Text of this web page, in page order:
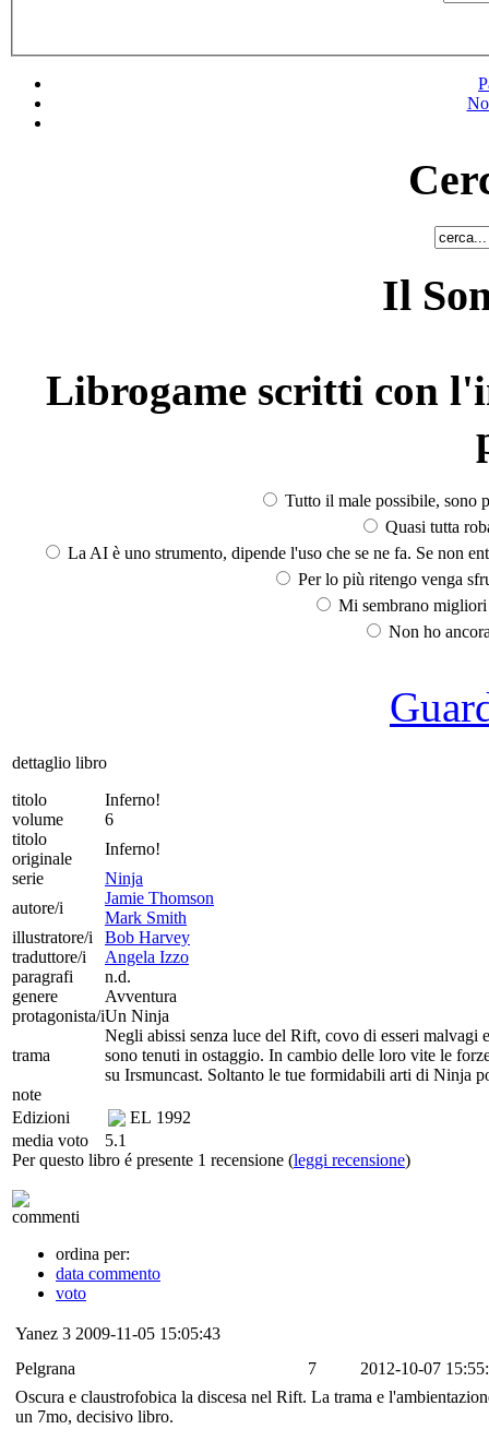
Il
Librogame scritti con
Tutto il male possibile, sono
Quasi tutta
La AI è uno strumento, dipende l'uso che se ne fa. Se non
Per lo più ritengo venga
Mi sembrano
Non ho
dettaglio libro
titolo
Inferno!
volume
6
titolo
originale
Inferno!
serie
Ninja
autore/i
Jamie Thomson
Mark Smith
illustratore/i
Bob Harvey
traduttore/i
Angela Izzo
paragrafi
n.d.
genere
Avventura
protagonista/iUn Ninja
trama
Negli abissi senza luce del Rift, covo di esseri
sono tenuti in ostaggio. In cambio delle loro vite le
su Irsmuncast. Soltanto le tue formidabili arti di Ninja
note
Edizioni
EL 1992
media voto
5.1
Per questo libro é presente 1 recensione (leggi recensione)
commenti
ordina per:
data commento
voto
Yanez 3 2009-11-05 15:05:43
Pelgrana
7
2012-10-07
Oscura e claustrofobica la discesa nel Rift. La trama e
un 7mo, decisivo libro.